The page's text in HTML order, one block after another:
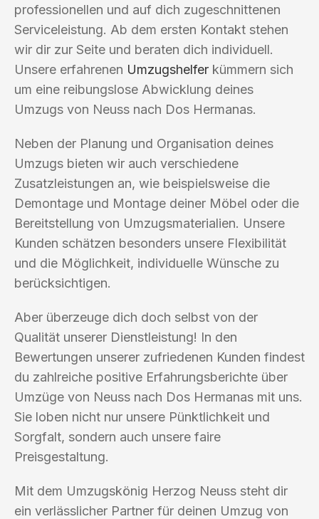
professionellen und auf dich zugeschnittenen
Serviceleistung. Ab dem ersten Kontakt stehen
wir dir zur Seite und beraten dich individuell.
Unsere erfahrenen Umzugshelfer kümmern sich
um eine reibungslose Abwicklung deines
Umzugs von Neuss nach Dos Hermanas.
Neben der Planung und Organisation deines
Umzugs bieten wir auch verschiedene
Zusatzleistungen an, wie beispielsweise die
Demontage und Montage deiner Möbel oder die
Bereitstellung von Umzugsmaterialien. Unsere
Kunden schätzen besonders unsere Flexibilität
und die Möglichkeit, individuelle Wünsche zu
berücksichtigen.
Aber überzeuge dich doch selbst von der
Qualität unserer Dienstleistung! In den
Bewertungen unserer zufriedenen Kunden findest
du zahlreiche positive Erfahrungsberichte über
Umzüge von Neuss nach Dos Hermanas mit uns.
Sie loben nicht nur unsere Pünktlichkeit und
Sorgfalt, sondern auch unsere faire
Preisgestaltung.
Mit dem Umzugskönig Herzog Neuss steht dir
ein verlässlicher Partner für deinen Umzug von